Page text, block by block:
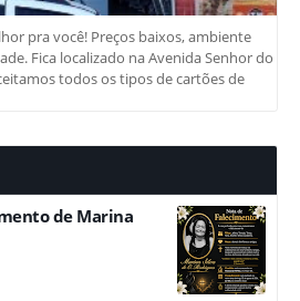
pra você! Preços baixos, ambiente
Fica localizado na Avenida Senhor do
todos os tipos de cartões de
de Marina